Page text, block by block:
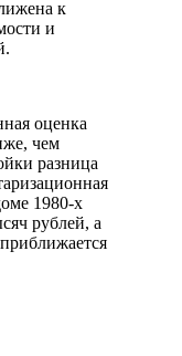
к
и
оценка
чем
разница
1980-х
рублей, а